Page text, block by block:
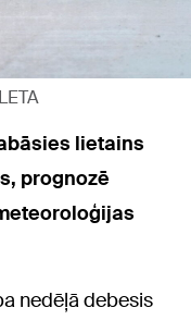
lietains
prognozē
nedēļā debesis